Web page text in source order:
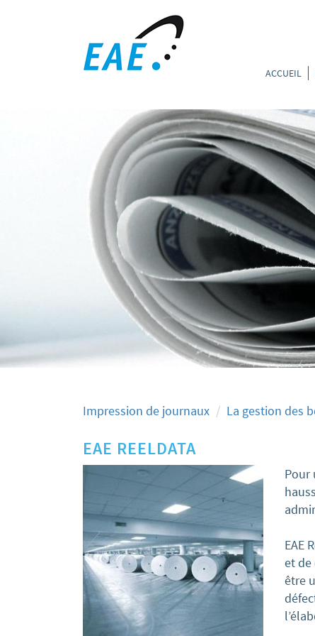
ACCUEIL
Impression de journaux La gestion des
EAE REELDATA
Pour
EAE
et de
être